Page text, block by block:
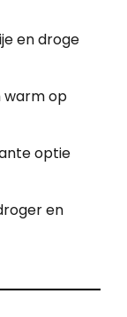
en droge
warm op
optie
en